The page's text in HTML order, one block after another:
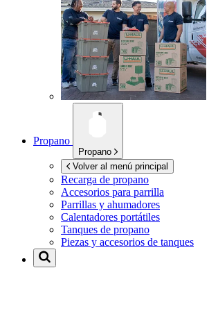
Propano
Propano
Volver al menú principal
Recarga de propano
Accesorios para parrilla
Parrillas y ahumadores
Calentadores portátiles
Tanques de propano
Piezas y accesorios de tanques